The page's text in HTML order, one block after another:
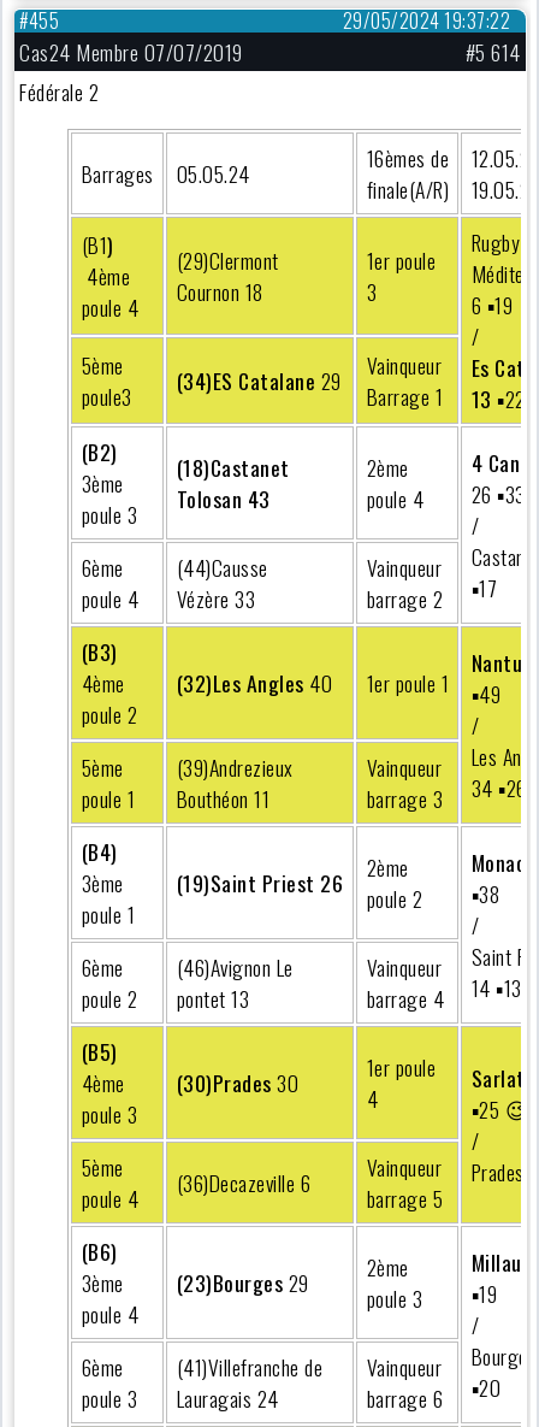
29/05/2024 19:37:22
#455
Cas24 Membre 07/07/2019
#5 614
Fédérale 2
Barrages 05.05.24
16èmes de
finale(A/R)
(B1)
4ème
poule 4
(29)Clermont
Cournon 18
1er poule
3
Rugby
6 ▪︎19
/
Es
13 ▪︎22
5ème
poule3
(34)ES Catalane 29
Vainqueur
Barrage 1
(B2)
3ème
poule 3
(18)Castanet
Tolosan 43
2ème
poule 4
4
26 ▪︎33
/
▪︎17
6ème
poule 4
(44)Causse
Vézère 33
Vainqueur
barrage 2
(B3)
4ème
poule 2
(32)Les Angles 40 1er poule 1
Nantua
▪︎49
/
Les
34 ▪︎26
5ème
poule 1
(39)Andrezieux
Bouthéon 11
Vainqueur
barrage 3
(B4)
3ème
poule 1
(19)Saint Priest 26
2ème
poule 2
Monaco
▪︎38
/
Saint
14 ▪︎13
6ème
poule 2
(46)Avignon Le
pontet 13
Vainqueur
barrage 4
(B5)
4ème
poule 3
(30)Prades30
1er poule
4
Sarlat
▪︎25 😉
/
Prades
5ème
poule 4
(36)Decazeville 6
Vainqueur
barrage 5
(B6)
3ème
poule 4
(23)Bourges29
2ème
poule 3
Millau
▪︎19
/
▪︎20
6ème
poule 3
(41)Villefranche de
Lauragais 24
Vainqueur
barrage 6